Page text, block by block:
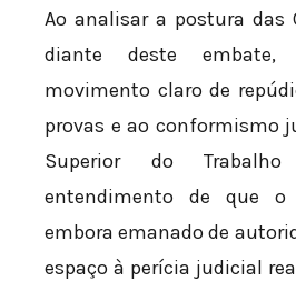
Ao analisar a postura das
diante deste embate,
movimento claro de
provas e ao conformismo
Superior do
entendimento de que o
embora emanado de
espaço à perícia judicial